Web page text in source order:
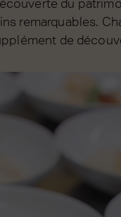
du
remarquables.
de